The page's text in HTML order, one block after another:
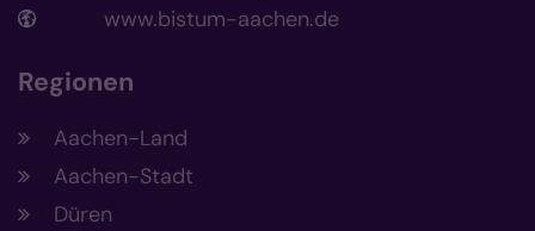
www.bistum-aachen.de
Regionen
Aachen-Land
Aachen-Stadt
Düren